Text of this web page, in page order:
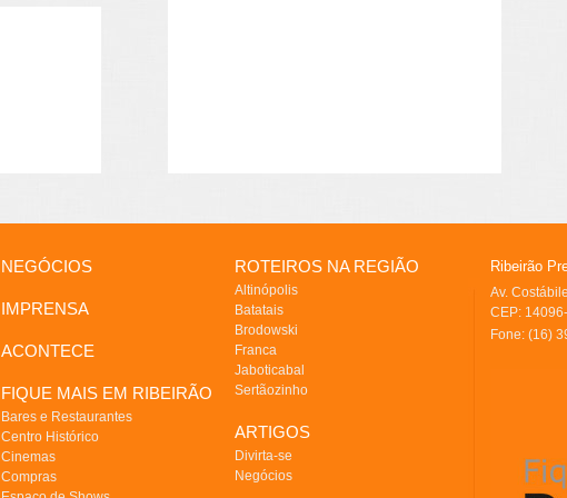
NEGÓCIOS
IMPRENSA
ACONTECE
FIQUE MAIS EM RIBEIRÃO
Bares e Restaurantes
Centro Histórico
Cinemas
Compras
ROTEIROS NA REGIÃO
Altinópolis
Batatais
Brodowski
Franca
Jaboticabal
Sertãozinho
ARTIGOS
Divirta-se
Negócios
Ribeirão
Av.
CEP:
Fone: (16)